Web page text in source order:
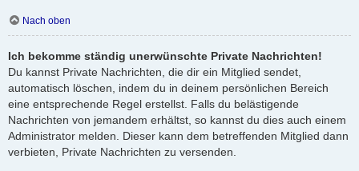
Nach oben
Ich bekomme ständig unerwünschte Private Nachrichten!
Du kannst Private Nachrichten, die dir ein Mitglied sendet,
automatisch löschen, indem du in deinem persönlichen Bereich
eine entsprechende Regel erstellst. Falls du belästigende
Nachrichten von jemandem erhältst, so kannst du dies auch einem
Administrator melden. Dieser kann dem betreffenden Mitglied dann
verbieten, Private Nachrichten zu versenden.